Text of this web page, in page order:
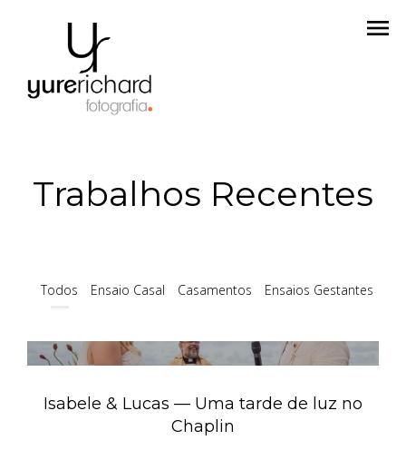
menu
Trabalhos Recentes
Todos Ensaio Casal Casamentos Ensaios Gestantes
Isabele & Lucas — Uma tarde de luz no
Chaplin